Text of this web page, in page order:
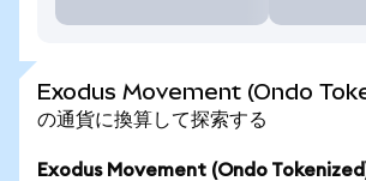
Exodus Movement (Ondo
の通貨に換算して探索する
Exodus Movement (Ondo